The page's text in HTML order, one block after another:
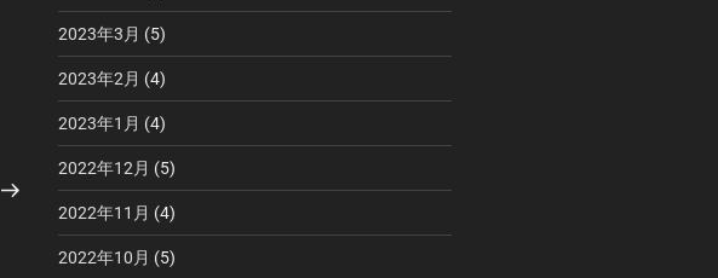
の
2023年3月 (5)
2023年2月 (4)
2023年1月 (4)
2022年12月 (5)
2022年11月 (4)
2022年10月 (5)